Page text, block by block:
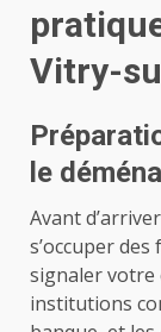
Vitry-
le
Avant
s’occuper
signaler votre
institutions